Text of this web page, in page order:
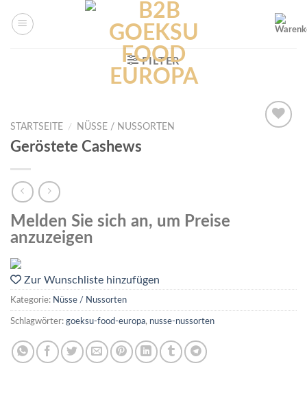
FILTER
STARTSEITE / NÜSSE / NUSSORTEN
Geröstete Cashews
Melden Sie sich an, um Preise
anzuzeigen
Zur Wunschliste hinzufügen
Kategorie: Nüsse / Nussorten
Schlagwörter: goeksu-food-europa, nusse-nussorten